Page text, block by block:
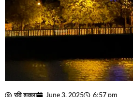
रवि शुक्ला June 3, 2025 6:57 pm